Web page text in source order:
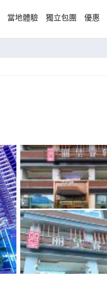
當地體驗 獨立包團 優惠